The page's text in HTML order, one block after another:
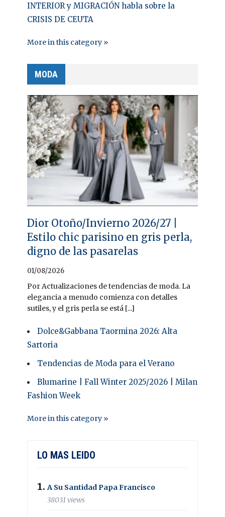
INTERIOR y MIGRACIÓN habla sobre la
CRISIS DE CEUTA
More in this category »
MODA
Dior Otoño/Invierno 2026/27 |
Estilo chic parisino en gris perla,
digno de las pasarelas
01/08/2026
Por Actualizaciones de tendencias de moda. La
elegancia a menudo comienza con detalles
sutiles, y el gris perla se está [...]
Dolce&Gabbana Taormina 2026: Alta
Sartoria
Tendencias de Moda para el Verano
Blumarine | Fall Winter 2025/2026 | Milan
Fashion Week
More in this category »
LO MAS LEIDO
A Su Santidad Papa Francisco
38031 views